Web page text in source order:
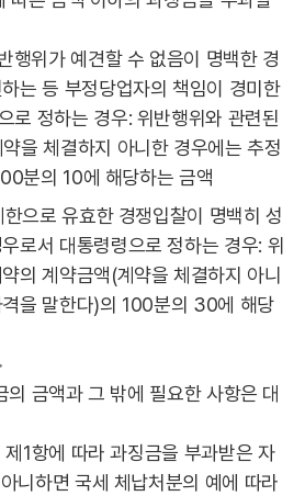
행위가 예견할 수 없음이 명백한 경
는 등 부정당업자의 책임이 경미한
로 정하는 경우: 위반행위와 관련된
을 체결하지 아니한 경우에는 추정
분의 10에 해당하는 금액
으로 유효한 경쟁입찰이 명백히 성
로서 대통령령으로 정하는 경우: 위
의 계약금액(계약을 체결하지 아니
을 말한다)의 100분의 30에 해당
금액과 그 밖에 필요한 사항은 대
1항에 따라 과징금을 부과받은 자
니하면 국세 체납처분의 예에 따라